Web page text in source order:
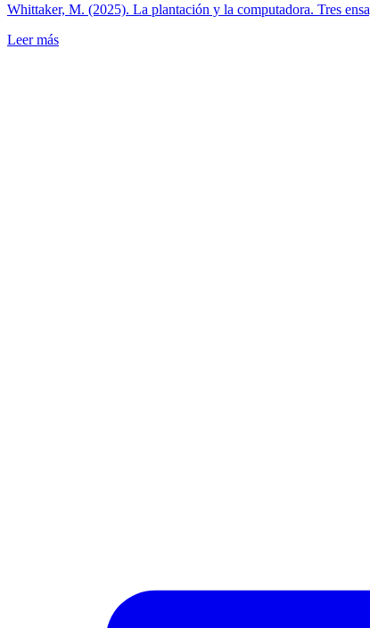
Whittaker, M. (2025). La plantación y la computadora. Tres
Leer más